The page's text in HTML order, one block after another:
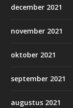
december 2021
november 2021
oktober 2021
september 2021
augustus 2021